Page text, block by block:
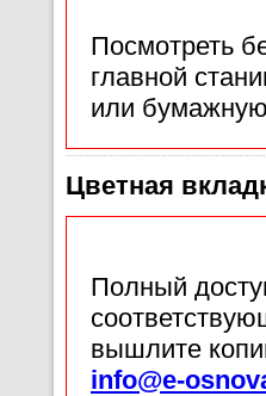
Посмотреть
главной
или
Цветная
Полный
вышлите
info@e-